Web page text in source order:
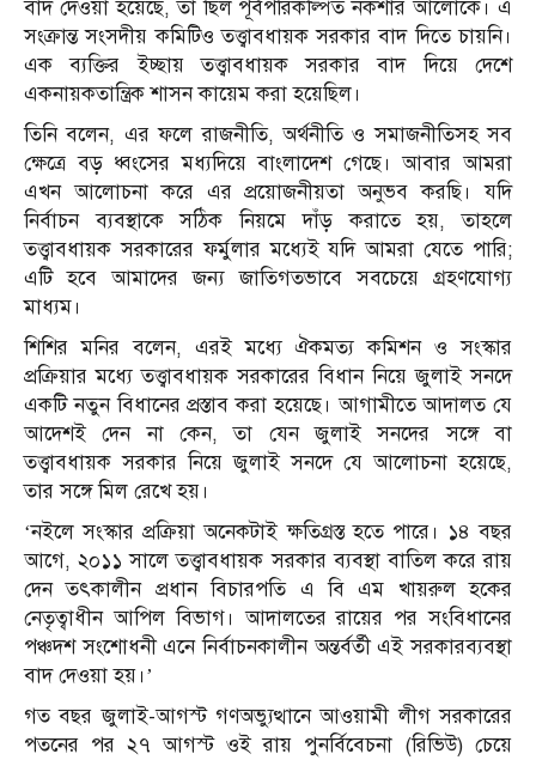
বাদ দেওয়া হয়েছে, তা ছিল পূর্বপরিকল্পিত নকশার আলোকে। এ
সংক্রান্ত সংসদীয় কমিটিও তত্ত্বাবধায়ক সরকার বাদ দিতে চায়নি।
এক ব্যক্তির ইচ্ছায় তত্ত্বাবধায়ক সরকার বাদ দিয়ে দেশে
একনায়কতান্ত্রিক শাসন কায়েম করা হয়েছিল।
তিনি বলেন, এর ফলে রাজনীতি, অর্থনীতি ও সমাজনীতিসহ সব
ক্ষেত্রে বড় ধ্বংসের মধ্যদিয়ে বাংলাদেশ গেছে। আবার আমরা
এখন আলোচনা করে এর প্রয়োজনীয়তা অনুভব করছি। যদি
নির্বাচন ব্যবস্থাকে সঠিক নিয়মে দাঁড় করাতে হয়, তাহলে
তত্ত্বাবধায়ক সরকারের ফর্মুলার মধ্যেই যদি আমরা যেতে পারি;
এটি হবে আমাদের জন্য জাতিগতভাবে সবচেয়ে গ্রহণযোগ্য
মাধ্যম।
শিশির মনির বলেন, এরই মধ্যে ঐকমত্য কমিশন ও সংস্কার
প্রক্রিয়ার মধ্যে তত্ত্বাবধায়ক সরকারের বিধান নিয়ে জুলাই সনদে
একটি নতুন বিধানের প্রস্তাব করা হয়েছে। আগামীতে আদালত যে
আদেশই দেন না কেন, তা যেন জুলাই সনদের সঙ্গে বা
তত্ত্বাবধায়ক সরকার নিয়ে জুলাই সনদে যে আলোচনা হয়েছে,
তার সঙ্গে মিল রেখে হয়।
‘নইলে সংস্কার প্রক্রিয়া অনেকটাই ক্ষতিগ্রস্ত হতে পারে। ১৪ বছর
আগে, ২০১১ সালে তত্ত্বাবধায়ক সরকার ব্যবস্থা বাতিল করে রায়
দেন তৎকালীন প্রধান বিচারপতি এ বি এম খায়রুল হকের
নেতৃত্বাধীন আপিল বিভাগ। আদালতের রায়ের পর সংবিধানের
পঞ্চদশ সংশোধনী এনে নির্বাচনকালীন অন্তর্বর্তী এই সরকারব্যবস্থা
বাদ দেওয়া হয়।’
গত বছর জুলাই-আগস্ট গণঅভ্যুত্থানে আওয়ামী লীগ সরকারের
পতনের পর ২৭ আগস্ট ওই রায় পুনর্বিবেচনা (রিভিউ) চেয়ে